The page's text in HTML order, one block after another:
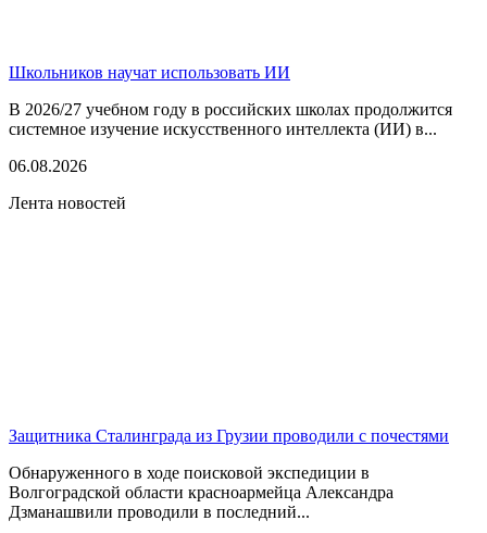
Школьников научат использовать ИИ
В 2026/27 учебном году в российских школах продолжится
системное изучение искусственного интеллекта (ИИ) в...
06.08.2026
Лента новостей
Защитника Сталинграда из Грузии проводили с почестями
Обнаруженного в ходе поисковой экспедиции в
Волгоградской области красноармейца Александра
Дзманашвили проводили в последний...